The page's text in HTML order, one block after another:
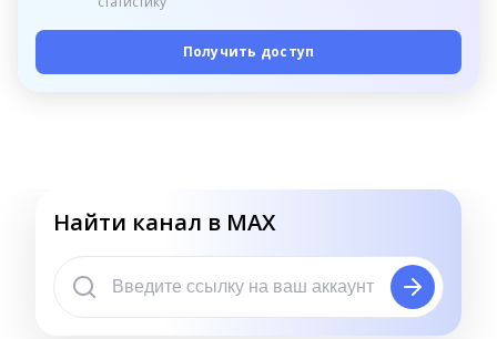
Получить доступ
Найти канал в MAX